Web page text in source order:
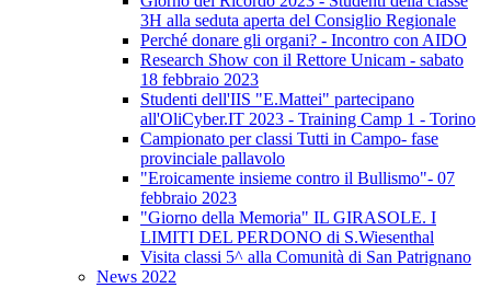
3H alla seduta aperta del Consiglio Regionale
Perché donare gli organi? - Incontro con AIDO
Research Show con il Rettore Unicam - sabato
18 febbraio 2023
Studenti dell'IIS "E.Mattei" partecipano
all'OliCyber.IT 2023 - Training Camp 1 - Torino
Campionato per classi Tutti in Campo- fase
provinciale pallavolo
"Eroicamente insieme contro il Bullismo"- 07
febbraio 2023
"Giorno della Memoria" IL GIRASOLE. I
LIMITI DEL PERDONO di S.Wiesenthal
Visita classi 5^ alla Comunità di San Patrignano
News 2022